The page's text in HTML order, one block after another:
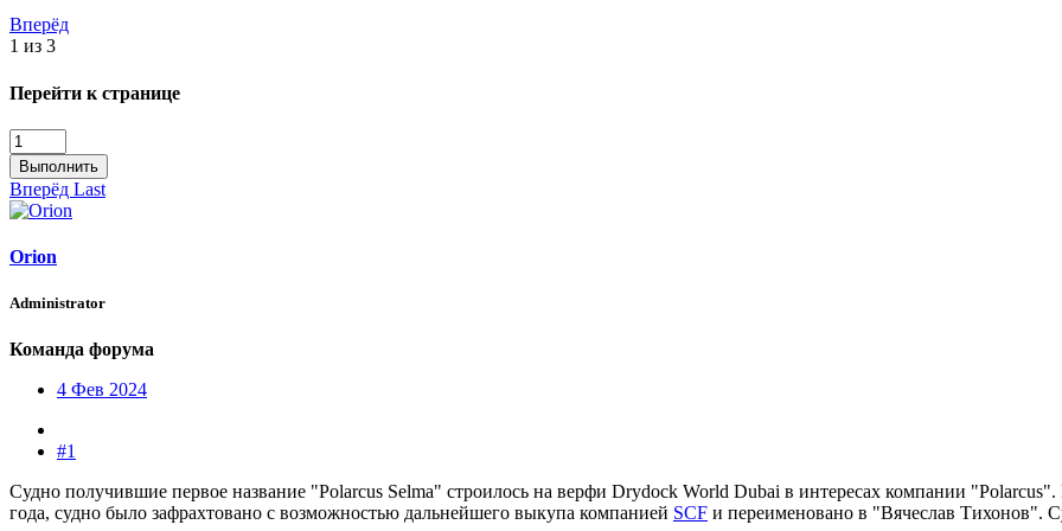
Вперёд
1 из 3
Перейти к странице
Выполнить
Вперёд Last
Orion
Administrator
Команда форума
4 Фев 2024
#1
Судно получившие первое название "Polarcus Selma" строилось на верфи Drydock World Dubai в интересах компании "Polarcus".
года, судно было зафрахтовано с возможностью дальнейшего выкупа компанией SCF и переименовано в "Вячеслав Тихонов".